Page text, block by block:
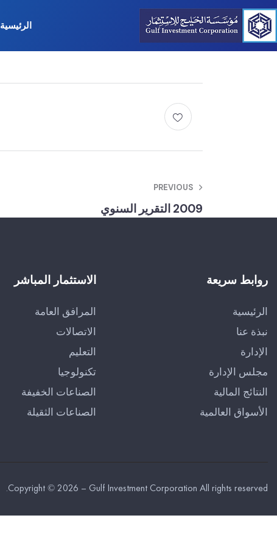
الرئيسية
PREVIOUS
2009 التقرير السنوي
روابط سريعة
الرئيسية
نبذة عنا
الإدارة
مجلس الإدارة
النتائج المالية
الأسواق العالمية
الاستثمار المباشر
المرافق العامة
الاتصالات
التعليم
تكنولوجيا
الصناعات الخفيفة
الصناعات الثقيلة
Copyright © 2026 – Gulf Investment Corporation All rights reserved.